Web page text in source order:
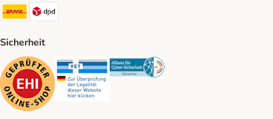
DHL Shipping Method
Sicherheit
Security Security Security